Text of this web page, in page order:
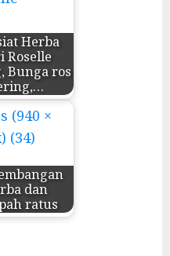
Herba
Roselle
Bunga ros
dan
ratus